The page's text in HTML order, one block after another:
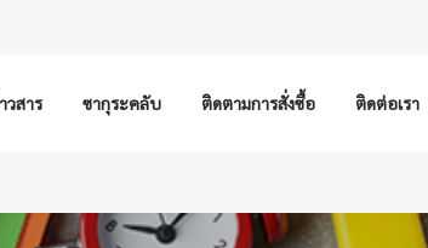
วสาร ซากุระคลับ ติดตามการสั่งซื้อ ติดต่อเรา